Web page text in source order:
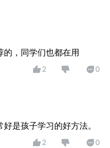
的，同学们也都在用
2 0
是孩子学习的好方法。
2 0